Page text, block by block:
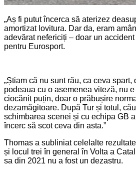
„Aș fi putut încerca să aterizez
amortizat lovitura. Dar da, eram
adevărat nefericiți – doar un accident
pentru Eurosport.
„Știam că nu sunt rău, ca ceva spart,
podeaua cu o asemenea viteză, nu
ciocănit puțin, doar o prăbușire
dezamăgitoare. După Tur și totul,
schimbarea scenei și cu echipa GB
încerc să scot ceva din asta.”
Thomas a subliniat celelalte
și locul trei în general în Volta a
sa din 2021 nu a fost un dezastru.